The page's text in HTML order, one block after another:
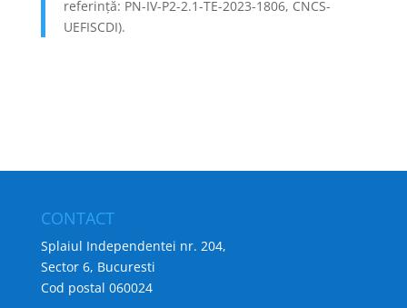
referință: PN-IV-P2-2.1-TE-2023-1806, CNCS-
UEFISCDI).
CONTACT
Splaiul Independentei nr. 204,
Sector 6, Bucuresti
Cod postal 060024